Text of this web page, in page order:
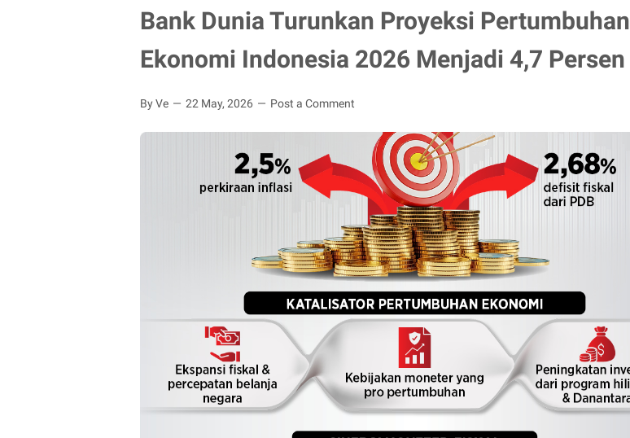
Bank Dunia Turunkan Proyeksi Pertumbuhan
Ekonomi Indonesia 2026 Menjadi 4,7 Persen
By Ve 22 May, 2026 Post a Comment